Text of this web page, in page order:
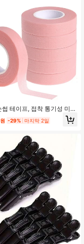
썹 테이프, 접착 통기성 미세
테이프, 부직포가 있는 전
연장 테이프, 여성의 속눈썹
프, 피부를 위한 부드럽고 잔
는 공정 테이프
원 -29% 마지막 2일